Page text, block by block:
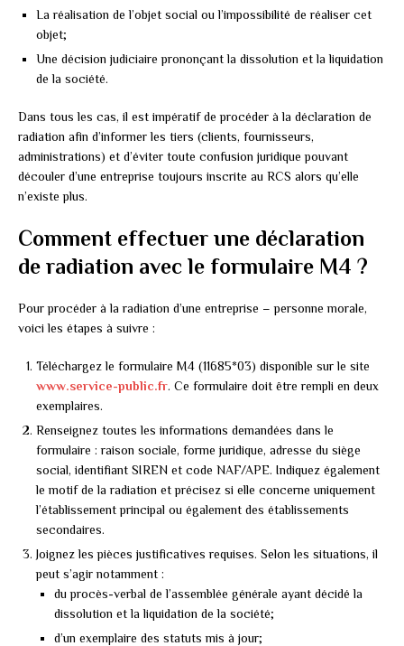
La réalisation de l’objet social ou l’impossibilité de réaliser cet
objet;
Une décision judiciaire prononçant la dissolution et la liquidation
de la société.
Dans tous les cas, il est impératif de procéder à la déclaration de
radiation afin d’informer les tiers (clients, fournisseurs,
administrations) et d’éviter toute confusion juridique pouvant
découler d’une entreprise toujours inscrite au RCS alors qu’elle
n’existe plus.
Comment effectuer une déclaration
de radiation avec le formulaire M4 ?
Pour procéder à la radiation d’une entreprise – personne morale,
voici les étapes à suivre :
Téléchargez le formulaire M4 (11685*03) disponible sur le site
www.service-public.fr. Ce formulaire doit être rempli en deux
exemplaires.
Renseignez toutes les informations demandées dans le
formulaire : raison sociale, forme juridique, adresse du siège
social, identifiant SIREN et code NAF/APE. Indiquez également
le motif de la radiation et précisez si elle concerne uniquement
l’établissement principal ou également des établissements
secondaires.
Joignez les pièces justificatives requises. Selon les situations, il
peut s’agir notamment :
du procès-verbal de l’assemblée générale ayant décidé la
dissolution et la liquidation de la société;
d’un exemplaire des statuts mis à jour;